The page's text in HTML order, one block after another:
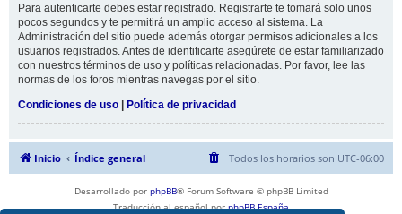
Para autenticarte debes estar registrado. Registrarte te tomará solo unos
pocos segundos y te permitirá un amplio acceso al sistema. La
Administración del sitio puede además otorgar permisos adicionales a los
usuarios registrados. Antes de identificarte asegúrete de estar familiarizado
con nuestros términos de uso y políticas relacionadas. Por favor, lee las
normas de los foros mientras navegas por el sitio.
Condiciones de uso | Política de privacidad
Inicio Índice general Todos los horarios son UTC-06:00
Desarrollado por phpBB® Forum Software © phpBB Limited
Traducción al español porphpBB España